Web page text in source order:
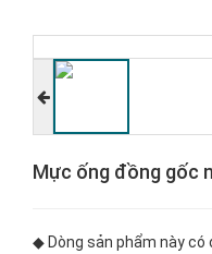
Mực ống đồng gốc
◆ Dòng sản phẩm này có